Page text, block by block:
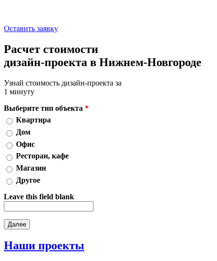
Оставить заявку
Расчет стоимости
дизайн-проекта в Нижнем-Новгороде
Узнай стоимость дизайн-проекта за
1 минуту
Выберите тип объекта *
Квартира
Дом
Офис
Ресторан, кафе
Магазин
Другое
Leave this field blank
Наши проекты